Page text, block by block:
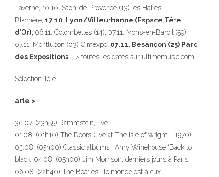
Taverne, 10.10. Saon-de-Provence (13) les Halles
Blachère, 17.10. Lyon/Villeurbanne (Espace Tête
d’Or), 06.11. Colombelles (14), 07.11. Mons-en-Baroil (59),
07.11. Montluçon (03) Cimexpo, 07.11. Besançon (25) Parc
des Expositions …. > toutes les dates sur ultimemusic.com
Sélection Télé
arte >
30.07. (23h55) Rammstein, live
01.08. (01h10) The Doors (live at The Isle of wright – 1970)
03.08. (05h00) Classic albums : Amy Winehouse ‘Back to
black’ 04.08. (05h00) Jim Morrison, derniers jours à Paris
06.08. (22h40) The Beatles : le monde est à eux